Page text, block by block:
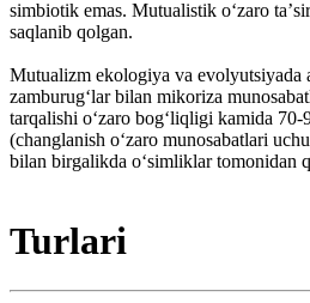
simbiotik emas. Mutualistik oʻzaro
saqlanib qolgan.
Mutualizm ekologiya va evolyutsiyada
zamburugʻlar bilan mikoriza
tarqalishi oʻzaro bogʻliqligi kamida
(changlanish oʻzaro munosabatlari
bilan birgalikda oʻsimliklar tomonidan
Turlari